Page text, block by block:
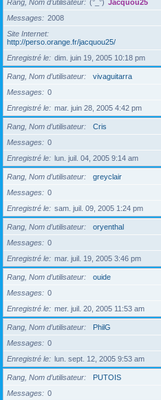
Rang, Nom d’utilisateur (°_°) Jacquou25
Messages
2008
Site Internet
http://perso.orange.fr/jacquou25/
Enregistré le
dim. juin 19, 2005 10:18 pm
Rang, Nom d’utilisateur
vivaguitarra
Messages
0
Enregistré le
mar. juin 28, 2005 4:42 pm
Rang, Nom d’utilisateur
Cris
Messages
0
Enregistré le
lun. juil. 04, 2005 9:14 am
Rang, Nom d’utilisateur
greyclair
Messages
0
Enregistré le
sam. juil. 09, 2005 1:24 pm
Rang, Nom d’utilisateur
oryenthal
Messages
0
Enregistré le
mar. juil. 19, 2005 3:46 pm
Rang, Nom d’utilisateur
ouide
Messages
0
Enregistré le
mer. juil. 20, 2005 11:53 am
Rang, Nom d’utilisateur
PhilG
Messages
0
Enregistré le
lun. sept. 12, 2005 9:53 am
Rang, Nom d’utilisateur
PUTOIS
Messages
0